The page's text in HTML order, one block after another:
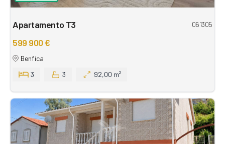
Apartamento T3 061305
599 900 €
Benfica
3
3 92,00 m²